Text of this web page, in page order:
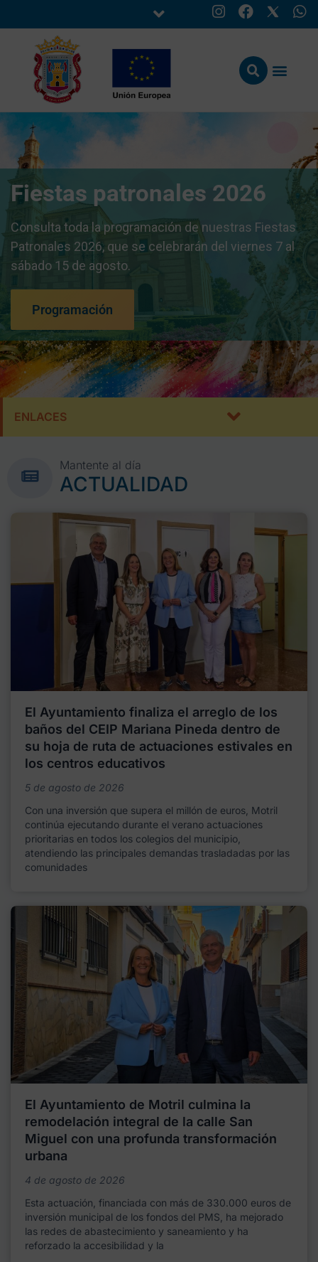
Fiestas patronales 2026
Consulta toda la programación de nuestras Fiestas
Patronales 2026, que se celebrarán del viernes 7 al
sábado 15 de agosto.
Programación
ENLACES
Mantente al día
ACTUALIDAD
El Ayuntamiento finaliza el arreglo de los
baños del CEIP Mariana Pineda dentro de
su hoja de ruta de actuaciones estivales en
los centros educativos
5 de agosto de 2026
Con una inversión que supera el millón de euros, Motril
continúa ejecutando durante el verano actuaciones
prioritarias en todos los colegios del municipio,
atendiendo las principales demandas trasladadas por las
comunidades
El Ayuntamiento de Motril culmina la
remodelación integral de la calle San
Miguel con una profunda transformación
urbana
4 de agosto de 2026
Esta actuación, financiada con más de 330.000 euros de
inversión municipal de los fondos del PMS, ha mejorado
las redes de abastecimiento y saneamiento y ha
reforzado la accesibilidad y la